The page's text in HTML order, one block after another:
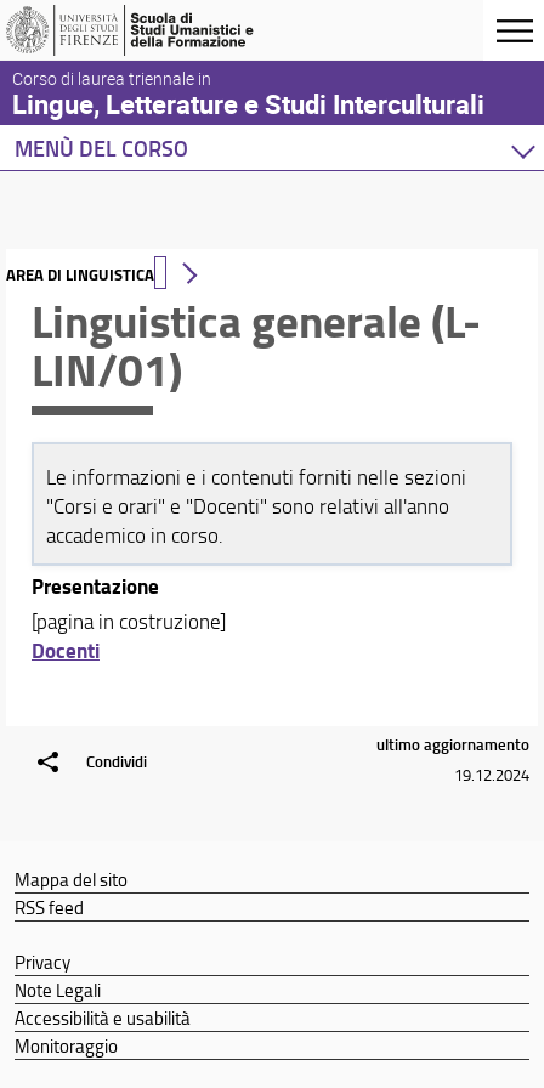
Corso di laurea triennale in
Lingue, Letterature e Studi Interculturali
MENÙ DEL CORSO
Didattica
Orientamento
Docenti
Orario e calendari
AREA DI LINGUISTICA
Linguistica generale (L-
LIN/01)
Le informazioni e i contenuti forniti nelle sezioni
"Corsi e orari" e "Docenti" sono relativi all'anno
accademico in corso.
Presentazione
[pagina in costruzione]
Docenti
Condividi
ultimo aggiornamento
19.12.2024
Mappa del sito
RSS feed
Privacy
Note Legali
Accessibilità e usabilità
Monitoraggio